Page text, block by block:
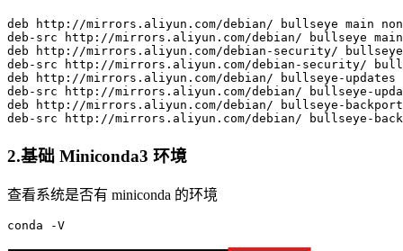
deb http://mirrors.aliyun.com/debian/ bullseye main
deb-src http://mirrors.aliyun.com/debian/ bullseye
deb http://mirrors.aliyun.com/debian-security/
deb-src http://mirrors.aliyun.com/debian-security/
deb http://mirrors.aliyun.com/debian/ bullseye-updates
deb-src http://mirrors.aliyun.com/debian/ bullseye-
deb http://mirrors.aliyun.com/debian/ bullseye-
2.基础 Miniconda3 环境
查看系统是否有 miniconda 的环境